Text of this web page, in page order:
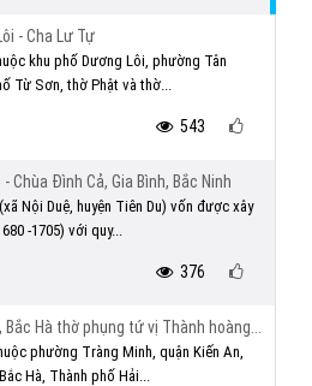
- Cha Lư Tự
khu phố Dương Lôi, phường Tân
Từ Sơn, thờ Phật và thờ...
543
- Chùa Đình Cả, Gia Bình, Bắc Ninh
Nội Duệ, huyện Tiên Du) vốn được xây
-1705) với quy...
376
Hà thờ phụng tứ vị Thành hoàng...
phường Tràng Minh, quận Kiến An,
Hà, Thành phố Hải...